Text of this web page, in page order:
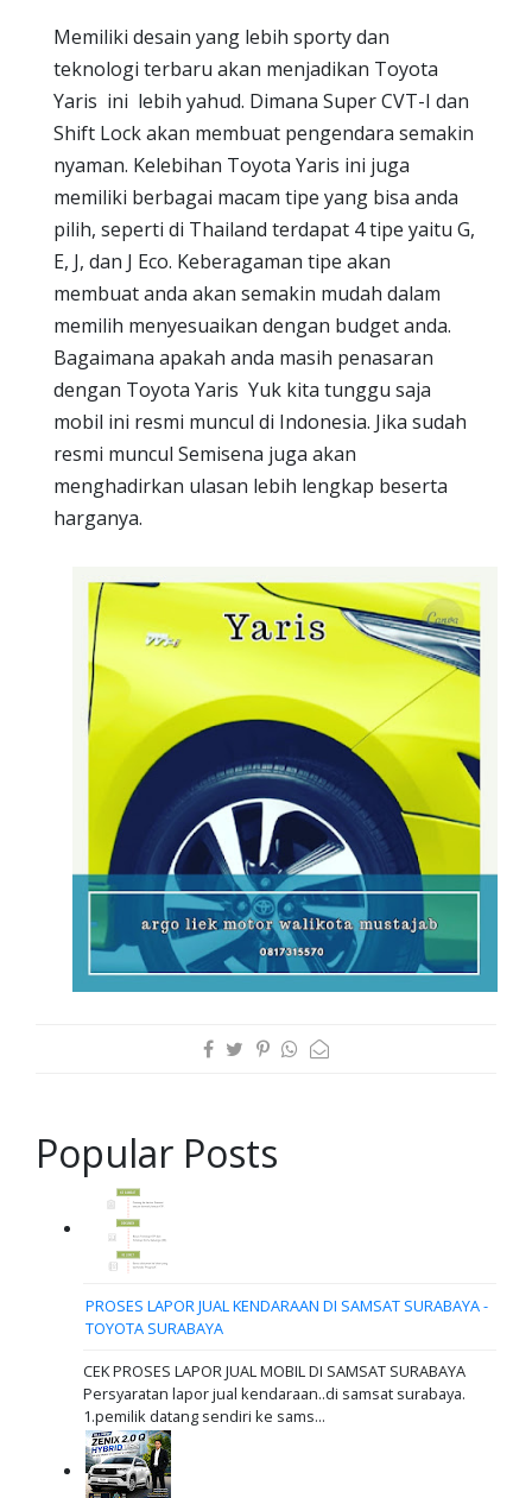
Memiliki desain yang lebih sporty dan
teknologi terbaru akan menjadikan Toyota
Yaris ini lebih yahud. Dimana Super CVT-I dan
Shift Lock akan membuat pengendara semakin
nyaman. Kelebihan Toyota Yaris ini juga
memiliki berbagai macam tipe yang bisa anda
pilih, seperti di Thailand terdapat 4 tipe yaitu G,
E, J, dan J Eco. Keberagaman tipe akan
membuat anda akan semakin mudah dalam
memilih menyesuaikan dengan budget anda.
Bagaimana apakah anda masih penasaran
dengan Toyota Yaris Yuk kita tunggu saja
mobil ini resmi muncul di Indonesia. Jika sudah
resmi muncul Semisena juga akan
menghadirkan ulasan lebih lengkap beserta
harganya.
Popular Posts
PROSES LAPOR JUAL KENDARAAN DI SAMSAT SURABAYA -
TOYOTA SURABAYA
CEK PROSES LAPOR JUAL MOBIL DI SAMSAT SURABAYA
Persyaratan lapor jual kendaraan..di samsat surabaya.
1.pemilik datang sendiri ke sams...